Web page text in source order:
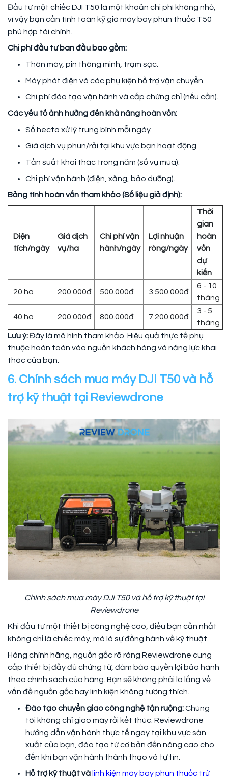
Đầu tư một chiếc DJI T50 là một khoản chi phí không nhỏ,
vì vậy bạn cần tính toán kỹ giá máy bay phun thuốc T50
phù hợp tài chính.
Chi phí đầu tư ban đầu bao gồm:
Thân máy, pin thông minh, trạm sạc.
Máy phát điện và các phụ kiện hỗ trợ vận chuyển.
Chi phí đào tạo vận hành và cấp chứng chỉ (nếu cần).
Các yếu tố ảnh hưởng đến khả năng hoàn vốn:
Số hecta xử lý trung bình mỗi ngày.
Giá dịch vụ phun/rải tại khu vực bạn hoạt động.
Tần suất khai thác trong năm (số vụ mùa).
Chi phí vận hành (điện, xăng, bảo dưỡng).
Bảng tính hoàn vốn tham khảo (Số liệu giả định):
Diện
tích/ngày
Giá dịch
vụ/ha
Chi phí vận
hành/ngày
Lợi nhuận
ròng/ngày
Thời
gian
hoàn
vốn
dự
kiến
20 ha 200.000đ 500.000đ 3.500.000đ
6 - 10
tháng
40 ha 200.000đ 800.000đ 7.200.000đ
3 - 5
tháng
Lưu ý:Đây là mô hình tham khảo. Hiệu quả thực tế phụ
thuộc hoàn toàn vào nguồn khách hàng và năng lực khai
thác của bạn.
6. Chính sách mua máy DJI T50 và hỗ
trợ kỹ thuật tại Reviewdrone
Chính sách mua máy DJI T50 và hỗ trợ kỹ thuật tại
Reviewdrone
Khi đầu tư một thiết bị công nghệ cao, điều bạn cần nhất
không chỉ là chiếc máy, mà là sự đồng hành về kỹ thuật.
Hàng chính hãng, nguồn gốc rõ ràng Reviewdrone cung
cấp thiết bị đầy đủ chứng từ, đảm bảo quyền lợi bảo hành
theo chính sách của hãng. Bạn sẽ không phải lo lắng về
vấn đề nguồn gốc hay linh kiện không tương thích.
Đào tạo chuyển giao công nghệ tận ruộng:Chúng
tôi không chỉ giao máy rồi kết thúc. Reviewdrone
hướng dẫn vận hành thực tế ngay tại khu vực sản
xuất của bạn, đào tạo từ cơ bản đến nâng cao cho
đến khi bạn vận hành thành thạo và tự tin.
Hỗ trợ kỹ thuật và linh kiện máy bay phun thuốc trừ